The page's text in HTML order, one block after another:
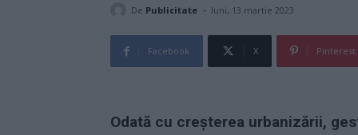
De Publicitate - luni, 13 martie 2023
Facebook X Pinterest
Odată cu creșterea urbanizării,